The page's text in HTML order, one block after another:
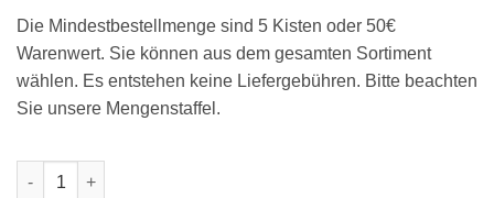
Die Mindestbestellmenge sind 5 Kisten oder 50€
Warenwert. Sie können aus dem gesamten Sortiment
wählen. Es entstehen keine Liefergebühren. Bitte beachten
Sie unsere Mengenstaffel.